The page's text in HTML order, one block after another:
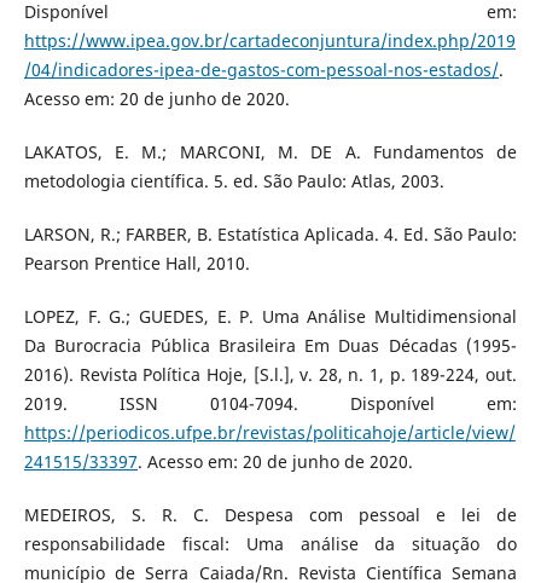
Disponível em:
https://www.ipea.gov.br/cartadeconjuntura/index.php/2019
/04/indicadores-ipea-de-gastos-com-pessoal-nos-estados/.
Acesso em: 20 de junho de 2020.
LAKATOS, E. M.; MARCONI, M. DE A. Fundamentos de
metodologia científica. 5. ed. São Paulo: Atlas, 2003.
LARSON, R.; FARBER, B. Estatística Aplicada. 4. Ed. São Paulo:
Pearson Prentice Hall, 2010.
LOPEZ, F. G.; GUEDES, E. P. Uma Análise Multidimensional
Da Burocracia Pública Brasileira Em Duas Décadas (1995-
2016). Revista Política Hoje, [S.l.], v. 28, n. 1, p. 189-224, out.
2019. ISSN 0104-7094. Disponível em:
https://periodicos.ufpe.br/revistas/politicahoje/article/view/
241515/33397. Acesso em: 20 de junho de 2020.
MEDEIROS, S. R. C. Despesa com pessoal e lei de
responsabilidade fiscal: Uma análise da situação do
município de Serra Caiada/Rn. Revista Científica Semana